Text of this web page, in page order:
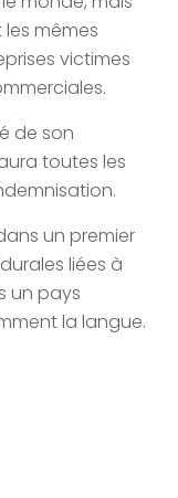
mêmes
victimes
de son
toutes les
un premier
liées à
un pays
la langue.